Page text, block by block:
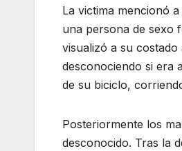
La victima mencionó
una persona de sexo
visualizó a su
desconociendo si era
de su biciclo,
Posteriormente los
desconocido. Tras la